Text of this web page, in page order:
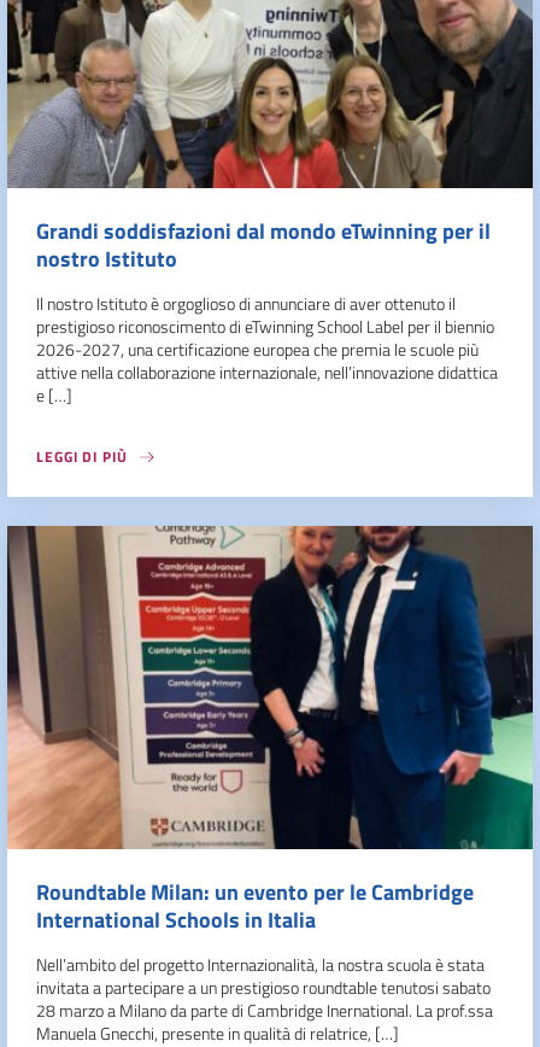
Grandi soddisfazioni dal mondo eTwinning per il
nostro Istituto
Il nostro Istituto è orgoglioso di annunciare di aver ottenuto il
prestigioso riconoscimento di eTwinning School Label per il biennio
2026-2027, una certificazione europea che premia le scuole più
attive nella collaborazione internazionale, nell’innovazione didattica
e […]
LEGGI DI PIÙ
Roundtable Milan: un evento per le Cambridge
International Schools in Italia
Nell’ambito del progetto Internazionalità, la nostra scuola è stata
invitata a partecipare a un prestigioso roundtable tenutosi sabato
28 marzo a Milano da parte di Cambridge Inernational. La prof.ssa
Manuela Gnecchi, presente in qualità di relatrice, […]